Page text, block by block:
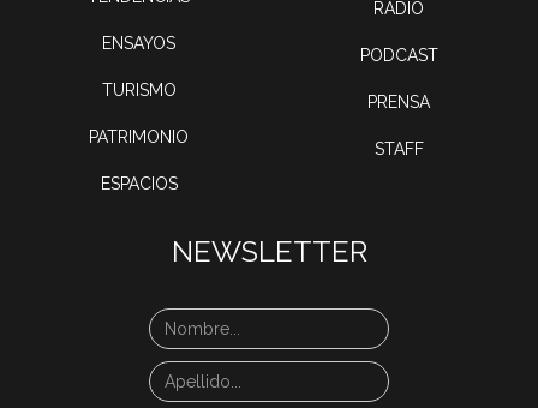
ENSAYOS
TURISMO
PATRIMONIO
ESPACIOS
RADIO
PODCAST
PRENSA
STAFF
NEWSLETTER